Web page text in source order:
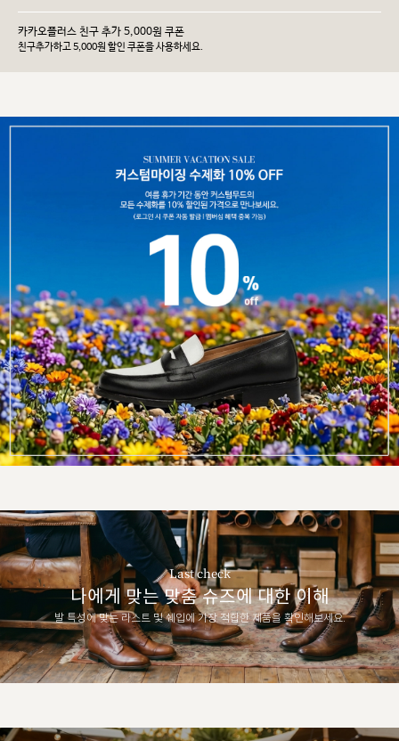
카카오플러스 친구 추가 5,000원 쿠폰
친구추가하고 5,000원 할인 쿠폰을 사용하세요.
Last check
나에게 맞는 맞춤 슈즈에 대한 이해
발 특성에 맞는 라스트 및 쉐입에 가장 적합한 제품을 확인해보세요.